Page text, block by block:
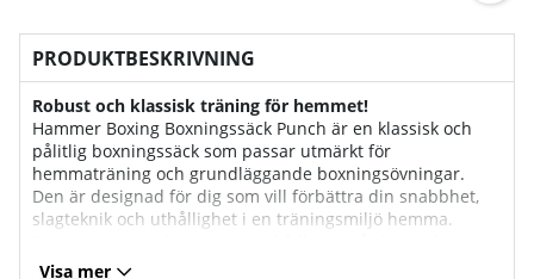
PRODUKTBESKRIVNING
Robust och klassisk träning för hemmet!
Hammer Boxing Boxningssäck Punch är en klassisk och
pålitlig boxningssäck som passar utmärkt för
hemmaträning och grundläggande boxningsövningar.
Den är designad för dig som vill förbättra din snabbhet,
slagteknik och uthållighet i en träningsmiljö hemma.
träna direkt efter upphängning.
Visa mer